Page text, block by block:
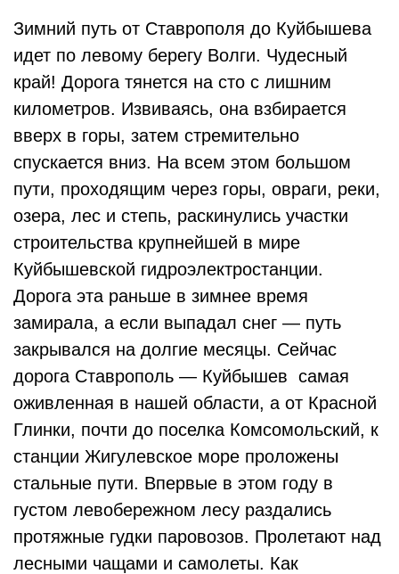
Зимний путь от Ставрополя до Куйбышева
идет по левому берегу Волги. Чудесный
край! Дорога тянется на сто с лишним
километров. Извиваясь, она взбирается
вверх в горы, затем стремительно
спускается вниз. На всем этом большом
пути, проходящим через горы, овраги, реки,
озера, лес и степь, раскинулись участки
строительства крупнейшей в мире
Куйбышевской гидроэлектростанции.
Дорога эта раньше в зимнее время
замирала, а если выпадал снег — путь
закрывался на долгие месяцы. Сейчас
дорога Ставрополь — Куйбышев самая
оживленная в нашей области, а от Красной
Глинки, почти до поселка Комсомольский, к
станции Жигулевское море проложены
стальные пути. Впервые в этом году в
густом левобережном лесу раздались
протяжные гудки паровозов. Пролетают над
лесными чащами и самолеты. Как